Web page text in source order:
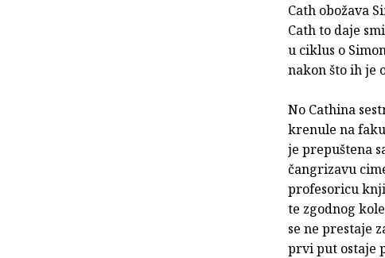
Cath obožava
Cath to daje
u ciklus o
nakon što ih je
No Cathina
krenule na
je prepuštena
čangrizavu
profesoricu
te zgodnog
se ne prestaje
prvi put ostaje